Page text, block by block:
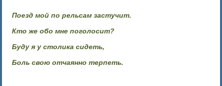
Поезд мой по рельсам застучит.
Кто же обо мне поголосит?
Буду я у столика сидеть,
Боль свою отчаянно терпеть.